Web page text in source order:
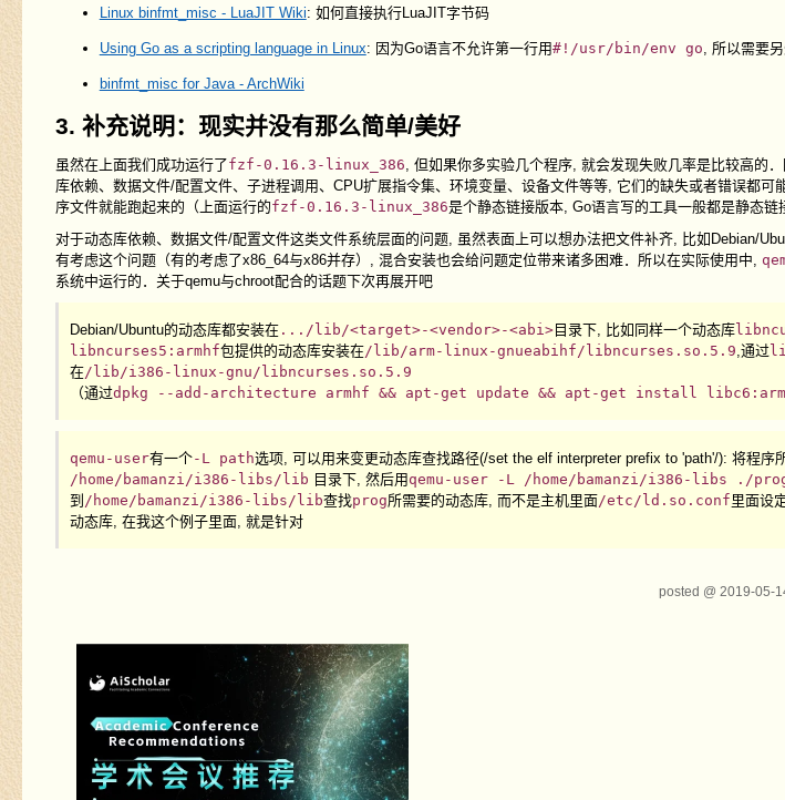
Linux binfmt_misc - LuaJIT Wiki: 如何直接执行LuaJIT字节码
Using Go as a scripting language in Linux: 因为Go语言不允许第一行用#!/usr/bin/env go, 所以需要
binfmt_misc for Java - ArchWiki
3. 补充说明：现实并没有那么简单/美好
虽然在上面我们成功运行了fzf-0.16.3-linux_386, 但如果你多实验几个程序, 就会发现失败几率是比较高的
库依赖、数据文件/配置文件、子进程调用、CPU扩展指令集、环境变量、设备文件等等, 它们的缺失或者错误都可
序文件就能跑起来的（上面运行的fzf-0.16.3-linux_386是个静态链接版本, Go语言写的工具一般都是静态链
对于动态库依赖、数据文件/配置文件这类文件系统层面的问题, 虽然表面上可以想办法把文件补齐, 比如Debian/
有考虑这个问题（有的考虑了x86_64与x86并存）, 混合安装也会给问题定位带来诸多困难．所以在实际使用中,
系统中运行的．关于qemu与chroot配合的话题下次再展开吧
Debian/Ubuntu的动态库都安装在.../lib/<target>-<vendor>-<abi>目录下, 比如同样一个动态库
libncurses5:armhf包提供的动态库安装在/lib/arm-linux-gnueabihf/libncurses.so.5.9,通过
在/lib/i386-linux-gnu/libncurses.so.5.9
（通过dpkg --add-architecture armhf && apt-get update && apt-get install
qemu-user有一个-L path选项, 可以用来变更动态库查找路径(/set the elf interpreter prefix to 'path'/): 将程序
/home/bamanzi/i386-libs/lib 目录下, 然后用 qemu-user -L /home/bamanzi/i386-libs ./
到 /home/bamanzi/i386-libs/lib查找prog所需要的动态库, 而不是主机里面/etc/ld.so.conf里面设
动态库, 在我这个例子里面, 就是针对
posted @2019-05-